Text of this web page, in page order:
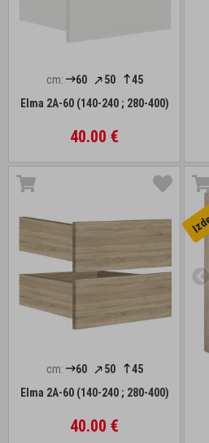
cm: 60 50
45
Elma 2A-60 (140-240 ; 280-400)
40.00 €
cm: 60 50
45
Elma 2A-60 (140-240 ; 280-400)
40.00 €